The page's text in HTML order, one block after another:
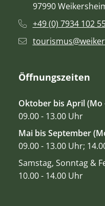
97990
+49 (0) 7934 102
Öffnungszeiten
Oktober bis April (Mo
09.00 - 13.00 Uhr
Mai bis September
09.00 - 13.00 Uhr;
Samstag, Sonntag &
10.00 - 14.00 Uhr